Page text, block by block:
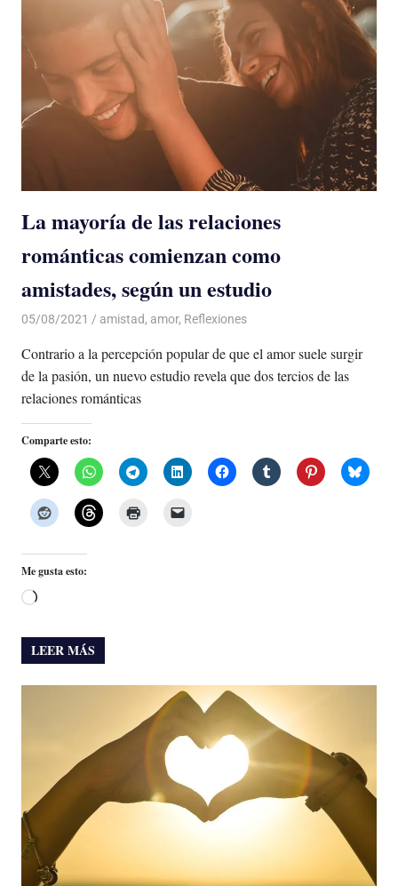
La mayoría de las relaciones
románticas comienzan como
amistades, según un estudio
05/08/2021 De todo un Poco
amistad, amor, Reflexiones
Contrario a la percepción popular de que el amor suele surgir
de la pasión, un nuevo estudio revela que dos tercios de las
relaciones románticas
Comparte esto:
Me gusta esto:
Cargando...
LEER MÁS